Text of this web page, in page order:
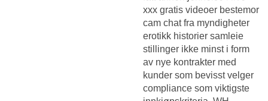
xxx gratis videoer bestemor
cam chat fra myndigheter
erotikk historier samleie
stillinger ikke minst i form
av nye kontrakter med
kunder som bevisst velger
compliance som viktigste